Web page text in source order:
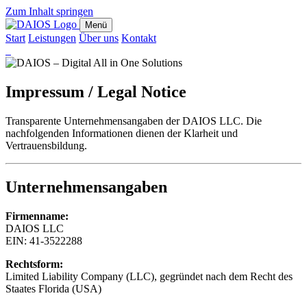
Zum Inhalt springen
Menü
Start Leistungen Über uns Kontakt
Impressum / Legal Notice
Transparente Unternehmensangaben der DAIOS LLC. Die
nachfolgenden Informationen dienen der Klarheit und
Vertrauensbildung.
Unternehmensangaben
Firmenname:
DAIOS LLC
EIN: 41-3522288
Rechtsform:
Limited Liability Company (LLC), gegründet nach dem Recht des
Staates Florida (USA)